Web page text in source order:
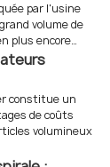
par l'usine
volume de
plus encore…
constitue un
de coûts
volumineux